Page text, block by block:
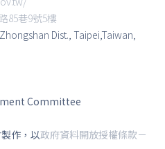
85巷9號5樓
Dist., Taipei,Taiwan,
Committee
作，以政府資料開放授權條款－